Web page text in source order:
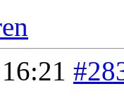
16:21